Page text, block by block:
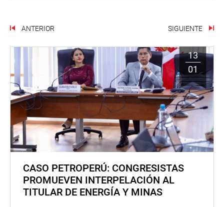
ANTERIOR SIGUIENTE
13
01
CASO PETROPERÚ: CONGRESISTAS
PROMUEVEN INTERPELACIÓN AL
TITULAR DE ENERGÍA Y MINAS